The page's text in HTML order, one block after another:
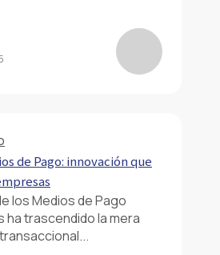
de Pago: innovación que
los Medios de Pago
ha trascendido la mera